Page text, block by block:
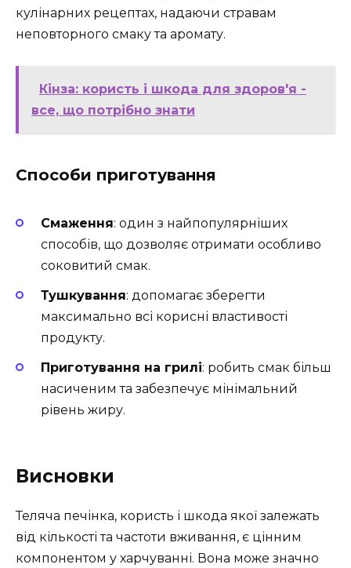
кулінарних рецептах, надаючи стравам
неповторного смаку та аромату.
Кінза: користь і шкода для здоров'я -
все, що потрібно знати
Способи приготування
Смаження: один з найпопулярніших
способів, що дозволяє отримати особливо
соковитий смак.
Тушкування: допомагає зберегти
максимально всі корисні властивості
продукту.
Приготування на грилі: робить смак більш
насиченим та забезпечує мінімальний
рівень жиру.
Висновки
Теляча печінка, користь і шкода якої залежать
від кількості та частоти вживання, є цінним
компонентом у харчуванні. Вона може значно